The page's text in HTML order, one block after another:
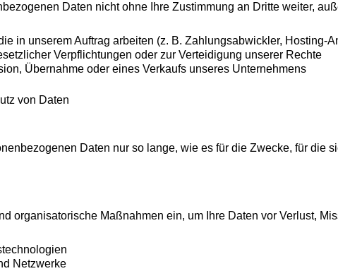
Daten nicht ohne Ihre Zustimmung an Dritte weiter,
in unserem Auftrag arbeiten (z. B. Zahlungsabwickler, Hosting-
Verpflichtungen oder zur Verteidigung unserer Rechte
Übernahme oder eines Verkaufs unseres Unternehmens
von Daten
Daten nur so lange, wie es für die Zwecke, für die
organisatorische Maßnahmen ein, um Ihre Daten vor Verlust,
Netzwerke